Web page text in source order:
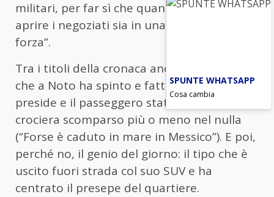
militari, per far sì che quando decida di
aprire i negoziati sia in una posizione di
forza”.
Tra i titoli della cronaca anche il 14enne
che a Noto ha spinto e fatto cadere la
preside e il passeggero statunitense di una
crociera scomparso più o meno nel nulla
(“Forse è caduto in mare in Messico”). E poi,
perché no, il genio del giorno: il tipo che è
uscito fuori strada col suo SUV e ha
centrato il presepe del quartiere.
SPUNTE WHATSAPP
Cosa cambia